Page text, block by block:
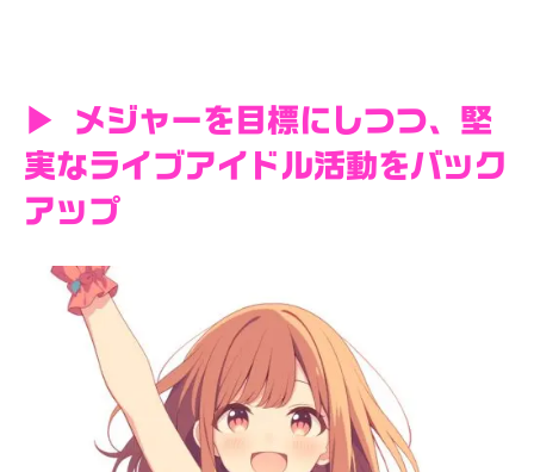
▶ メジャーを目標にしつつ、堅
実なライブアイドル活動をバック
アップ